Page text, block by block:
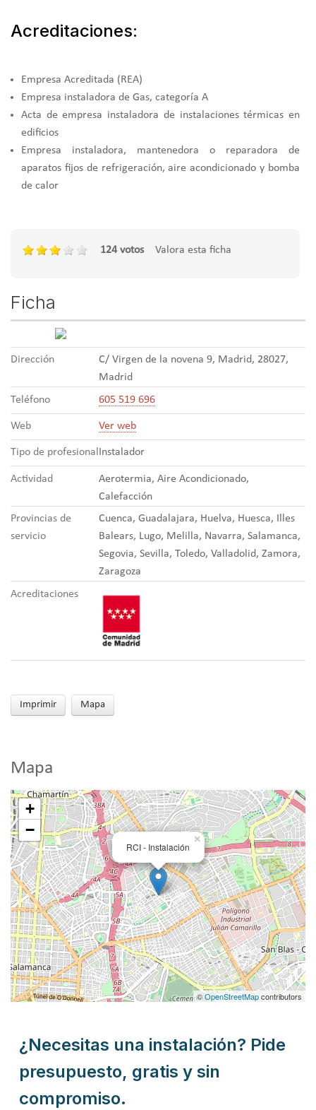
Acreditaciones:
Empresa Acreditada (REA)
Empresa instaladora de Gas, categoría A
Acta de empresa instaladora de instalaciones térmicas en
edificios
Empresa instaladora, mantenedora o reparadora de
aparatos fijos de refrigeración, aire acondicionado y bomba
de calor
Valora esta ficha
124 votos
Ficha
Dirección
C/ Virgen de la novena 9, Madrid, 28027,
Madrid
Teléfono
605 519 696
Web Ver web
Tipo de profesionalInstalador
Actividad
Aerotermia, Aire Acondicionado,
Calefacción
Provincias de
servicio
Cuenca, Guadalajara, Huelva, Huesca, Illes
Balears, Lugo, Melilla, Navarra, Salamanca,
Segovia, Sevilla, Toledo, Valladolid, Zamora,
Zaragoza
Acreditaciones
Imprimir Mapa
Mapa
RCI - Instalación
×
+
−
©OpenStreetMapcontributors
¿Necesitas una instalación? Pide
presupuesto, gratis y sin
compromiso.